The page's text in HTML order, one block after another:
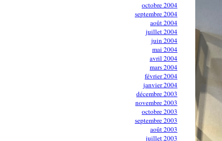
octobre 2004
septembre 2004
août 2004
juillet 2004
juin 2004
mai 2004
avril 2004
mars 2004
février 2004
janvier 2004
décembre 2003
novembre 2003
octobre 2003
septembre 2003
août 2003
juillet 2003